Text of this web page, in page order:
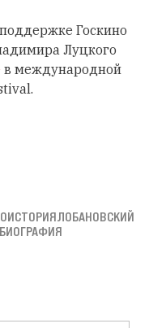
Госкино
Луцкого
в международной
ИСТОРИЯЛОБАНОВСКИЙ
БИОГРАФИЯ